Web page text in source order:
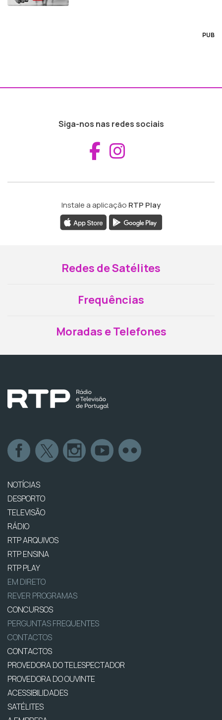
PUB
Siga-nos nas redes sociais
Aceder ao
Instale a aplicação RTP Play
Redes de Satélites
Frequências
Moradas e Telefones
NOTÍCIAS
DESPORTO
TELEVISÃO
RÁDIO
RTP ARQUIVOS
RTP ENSINA
RTP PLAY
EM DIRETO
REVER PROGRAMAS
CONCURSOS
PERGUNTAS FREQUENTES
CONTACTOS
CONTACTOS
PROVEDORA DO TELESPECTADOR
PROVEDORA DO OUVINTE
ACESSIBILIDADES
SATÉLITES